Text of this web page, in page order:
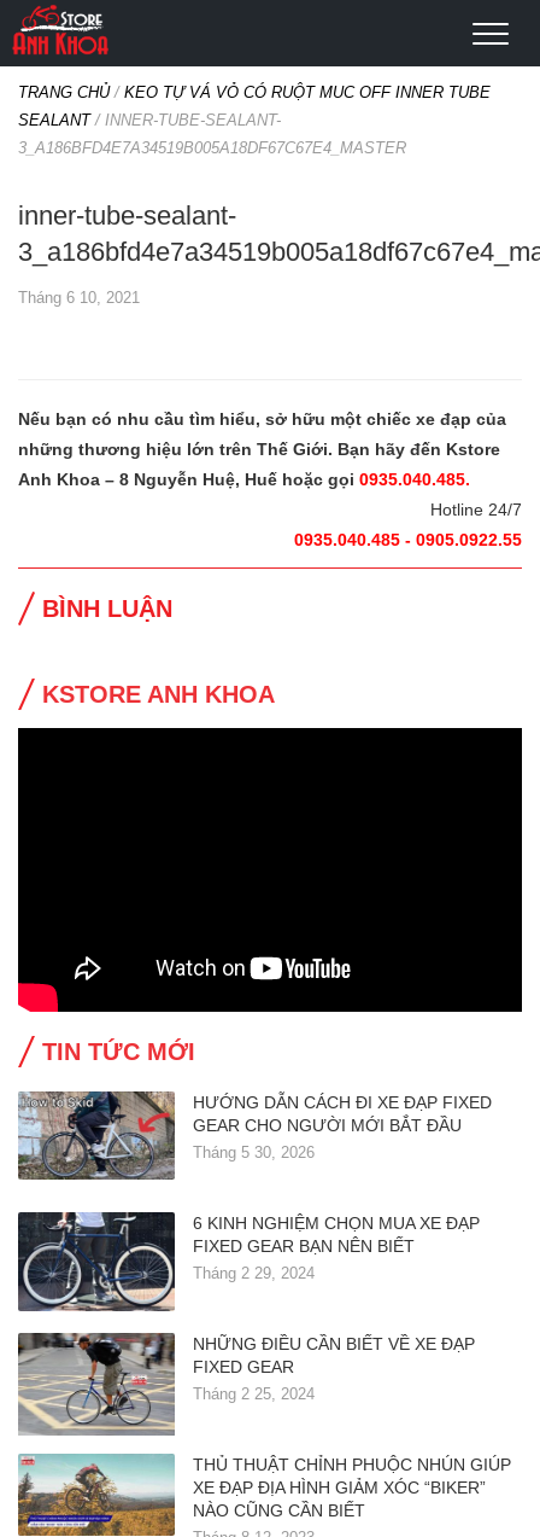
TRANG CHỦ/ KEO TỰ VÁ VỎ CÓ RUỘT MUC OFF INNER TUBE
SEALANT/ INNER-TUBE-SEALANT-
3_A186BFD4E7A34519B005A18DF67C67E4_MASTER
inner-tube-sealant-
Tháng 6 10, 2021
Nếu bạn có nhu cầu tìm hiểu, sở hữu một chiếc xe đạp của
những thương hiệu lớn trên Thế Giới. Bạn hãy đến Kstore
Anh Khoa – 8 Nguyễn Huệ, Huế hoặc gọi 0935.040.485.
Hotline 24/7
0935.040.485 - 0905.0922.55
BÌNH LUẬN
KSTORE ANH KHOA
TIN TỨC MỚI
HƯỚNG DẪN CÁCH ĐI XE ĐẠP FIXED
GEAR CHO NGƯỜI MỚI BẮT ĐẦU
Tháng 5 30, 2026
6 KINH NGHIỆM CHỌN MUA XE ĐẠP
FIXED GEAR BẠN NÊN BIẾT
Tháng 2 29, 2024
NHỮNG ĐIỀU CẦN BIẾT VỀ XE ĐẠP
FIXED GEAR
Tháng 2 25, 2024
THỦ THUẬT CHỈNH PHUỘC NHÚN GIÚP
XE ĐẠP ĐỊA HÌNH GIẢM XÓC “BIKER”
NÀO CŨNG CẦN BIẾT